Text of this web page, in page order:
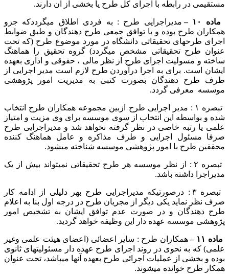
مستقیمی در رابطه با اجرای کل طرح یا بخشی از آن دارند.
ماده ۱۰ –
مدیراجرایی طرح : به فردی اطلاق میگرددکه جزو
همکاران طرح بوده و با توافق جمعی طرح دهندگان و طبق ضوابط
اجرای طرحهای تحقیقاتی دانشگاه در مورد موضوع طرح (که تحت
عنوان طرح تحقیقاتی مشخص میگردد) گروه تحقیق را هماهنگ
ساخته و مسولیت اجرای طرح از نظر مالی ، حقوقی و اداری بعهده
ایشان است. برای به اجرا درآوردن طرح لازم است مدیر اجرایی از
طرف طرح دهندگان بصورت کتبی به مدیریت امور پژوهشی
موسسه معرفی گردد.
تبصره ۱ : مدیر اجرایی طرح ازبین مجموعه همکاران طرح انتخاب
شده و بواسطه این انتخاب از سوی موسسه برای وی مزیت و امتیاز
علمی یا رتبه خاصی در نظر گرفته نخواهد شد و مدیراجرایی طرح
صرفا مسئول اجرایی و طرف مذاکره و عامل هماهنگ کننده
محققین طرح با امور پژوهشی موسسه شناخته میشود.
تبصره ۲ : از نظر موسسه هر طرح تحقیقاتی نمیتواند بیش از یک
مدیراجرا داشته باشد.
تبصره ۳ : درصورتیکه مدیراجرایی طرح بهر دلیلی از ادامه کار
صرف نظر نماید یکی دیگر از مجریان طرح در درجه اول بنا به اعلام
طرح دهندگان و در صورت عدم توافق ایشان به تشخیص امور
پژوهشی موسسه عهده دار این وظیفه خواهد گردید.
ماده ۱۱ –
همکاران طرح : سایر اعضائی (اعضای هیئت علمی وغیر
علمی) که به نحوی در روند اجرای طرح عهده دار مسئولیتهای ثانوی
بوده و بخشی از عملیات اجرائی طرح بعهده آنها میباشد، تحت عنوان
همکار طرح خوانده میشوند.